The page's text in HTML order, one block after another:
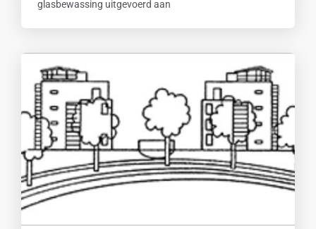
glasbewassing uitgevoerd aan